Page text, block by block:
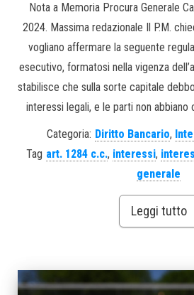
Nota a Memoria Procura Generale
2024. Massima redazionale Il P.M.
vogliano affermare la seguente
esecutivo, formatosi nella vigenza
stabilisce che sulla sorte capitale
interessi legali, e le parti non abbiano
Categoria: Diritto Bancario,
Tag art. 1284 c.c., interessi,
generale
Leggi tutto